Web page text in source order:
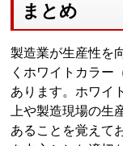
まとめ
製造業が生産性を
くホワイトカラー
あります。ホワイ
上や製造現場の
あることを覚えて